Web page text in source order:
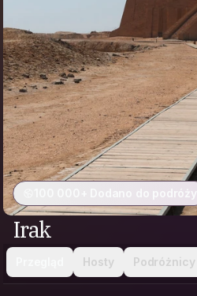
100 000+ Dodano do podróży
Irak
Hosty Podróżnicy